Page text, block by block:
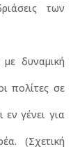
των
δυναμική
πολίτες σε
εν γένει για
(Σχετική